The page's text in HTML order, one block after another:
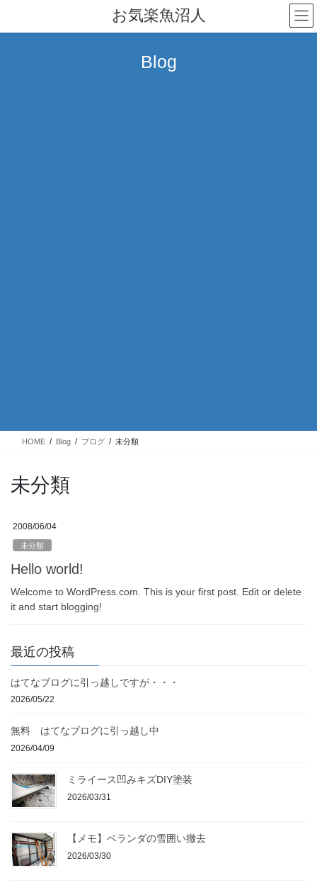
テ
ゲ
お気楽魚沼人
Blog
HOME Blog ブログ 未分類
未分類
2008/06/04
未分類
Hello world!
Welcome to WordPress.com. This is your first post. Edit or delete
it and start blogging!
最近の投稿
はてなブログに引っ越しですが・・・
2026/05/22
無料 はてなブログに引っ越し中
2026/04/09
ミライース凹みキズDIY塗装
2026/03/31
【メモ】ベランダの雪囲い撤去
2026/03/30